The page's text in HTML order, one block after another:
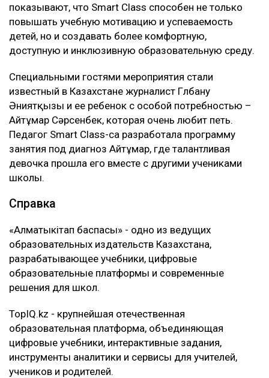
показывают, что Smart Class способен не только
повышать учебную мотивацию и успеваемость
детей, но и создавать более комфортную,
доступную и инклюзивную образовательную среду.
Специальными гостями мероприятия стали
известный в Казахстане журналист Гүлбану
Әниятқызы и ее ребенок с особой потребностью –
Айтұмар Сәрсенбек, которая очень любит петь.
Педагог Smart Class-са разработала программу
занятия под диагноз Айтұмар, где талантливая
девочка прошла его вместе с другими учениками
школы.
Справка
«Алматыкітап баспасы» - одно из ведущих
образовательных издательств Казахстана,
разрабатывающее учебники, цифровые
образовательные платформы и современные
решения для школ.
TopIQ.kz - крупнейшая отечественная
образовательная платформа, объединяющая
цифровые учебники, интерактивные задания,
инструменты аналитики и сервисы для учителей,
учеников и родителей.